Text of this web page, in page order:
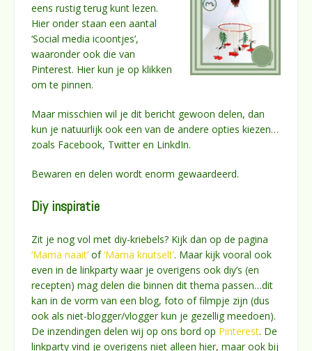
eens rustig terug kunt lezen.
Hier onder staan een aantal
‘Social media icoontjes’,
waaronder ook die van
Pinterest. Hier kun je op klikken
om te pinnen.
Maar misschien wil je dit bericht gewoon delen, dan
kun je natuurlijk ook een van de andere opties kiezen…
zoals Facebook, Twitter en LinkdIn.
Bewaren en delen wordt enorm gewaardeerd.
Diy inspiratie
Zit je nog vol met diy-kriebels? Kijk dan op de pagina
‘Mama naait’ of‘Mama knutselt’. Maar kijk vooral ook
even in de linkparty waar je overigens ook diy’s (en
recepten) mag delen die binnen dit thema passen…dit
kan in de vorm van een blog, foto of filmpje zijn (dus
ook als niet-blogger/vlogger kun je gezellig meedoen).
De inzendingen delen wij op ons bord op Pinterest. De
linkparty vind je overigens niet alleen hier, maar ook bij